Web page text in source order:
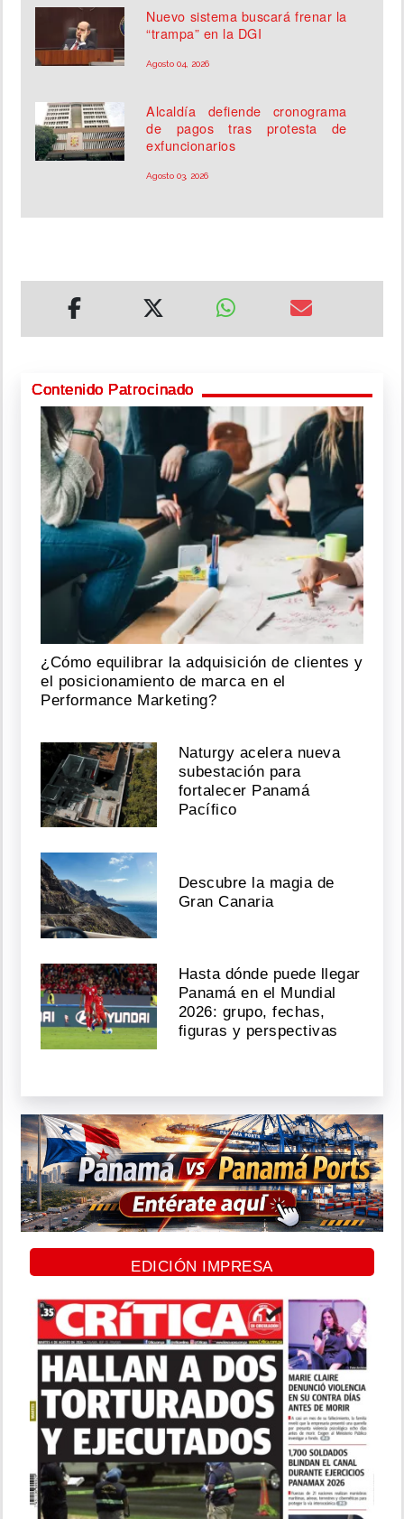
Nuevo sistema buscará frenar la
“trampa” en la DGI
Agosto 04, 2026
Alcaldía defiende cronograma
de pagos tras protesta de
exfuncionarios
Agosto 03, 2026
Contenido Patrocinado
¿Cómo equilibrar la adquisición de clientes y
el posicionamiento de marca en el
Performance Marketing?
Naturgy acelera nueva
subestación para
fortalecer Panamá
Pacífico
Descubre la magia de
Gran Canaria
Hasta dónde puede llegar
Panamá en el Mundial
2026: grupo, fechas,
figuras y perspectivas
EDICIÓN IMPRESA